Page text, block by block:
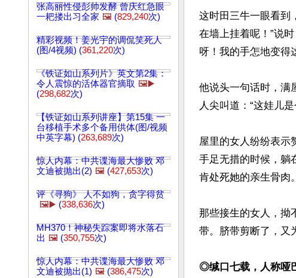
张高丽性侵彭帅发酵 曾庆红急眼
一耙搂出习全家 🖼️ (829,240次)
精彩视频！姜光宇的调侃笑死人
(图/4视频) (361,220次)
《铁证如山系列片》英文第2集：
令人震惊的活体器官摘取 🖼️▶️
(298,682次)
【铁证如山系列讲座】第15集 一
台移植手术多个备用供体(图/视频
中英字幕) (263,689次)
惊人内幕：中共谍海最大惨败 邓
文迪被抛出(2) 🖼️ (427,653次)
评《寻狗》 人不如狗，贪字得贫
🖼️▶️ (338,636次)
MH370！神秘失踪案即将水落石
出 🖼️ (350,755次)
惊人内幕：中共谍海最大惨败 邓
文迪被抛出(1) 🖼️ (386,475次)
这时田三牛一眼看到
在墙上挂着呢！”说
呀！我的手怎地变得
他说头一句话时，满
人尖叫道：“这娃儿
屋里的女人纷纷表示
手足无措的时候，躺
肯处死她的亲生骨肉。
那些接生的女人，拗
带。脐带剪断了，又
◎缄口七载，人称哑